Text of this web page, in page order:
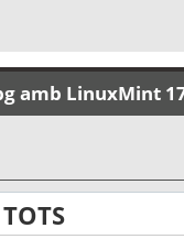
amb LinuxMint